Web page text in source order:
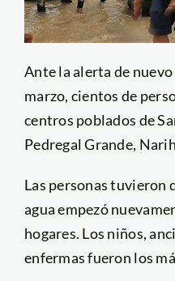
Ante la alerta de
marzo, cientos de
centros poblados de
Pedregal Grande,
Las personas tuvieron
agua empezó
hogares. Los niños,
enfermas fueron los